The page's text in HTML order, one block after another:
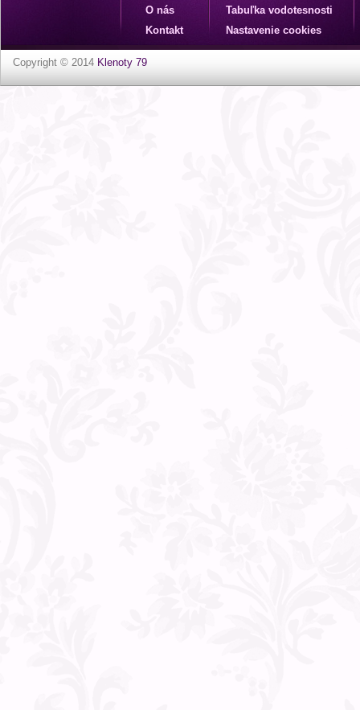
O nás
Kontakt
Tabuľka vodotesnosti
Nastavenie cookies
Copyright © 2014 Klenoty 79